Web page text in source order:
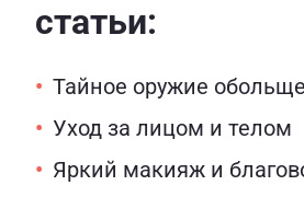
статьи:
Тайное оружие
Уход за лицом и телом
Яркий макияж и